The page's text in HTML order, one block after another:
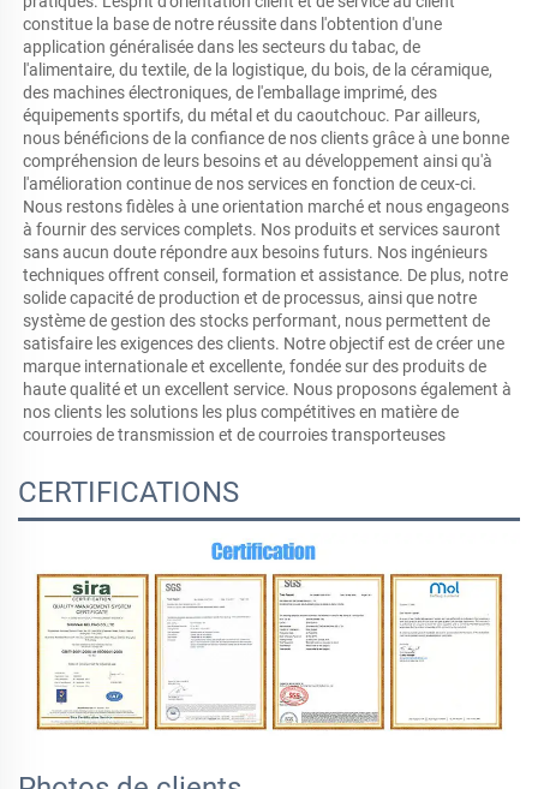
constitue la base de notre réussite dans l'obtention d'une
application généralisée dans les secteurs du tabac, de
l'alimentaire, du textile, de la logistique, du bois, de la céramique,
des machines électroniques, de l'emballage imprimé, des
équipements sportifs, du métal et du caoutchouc. Par ailleurs,
nous bénéficions de la confiance de nos clients grâce à une bonne
compréhension de leurs besoins et au développement ainsi qu'à
l'amélioration continue de nos services en fonction de ceux-ci.
Nous restons fidèles à une orientation marché et nous engageons
à fournir des services complets. Nos produits et services sauront
sans aucun doute répondre aux besoins futurs. Nos ingénieurs
techniques offrent conseil, formation et assistance. De plus, notre
solide capacité de production et de processus, ainsi que notre
système de gestion des stocks performant, nous permettent de
satisfaire les exigences des clients. Notre objectif est de créer une
marque internationale et excellente, fondée sur des produits de
haute qualité et un excellent service. Nous proposons également à
nos clients les solutions les plus compétitives en matière de
courroies de transmission et de courroies transporteuses
CERTIFICATIONS